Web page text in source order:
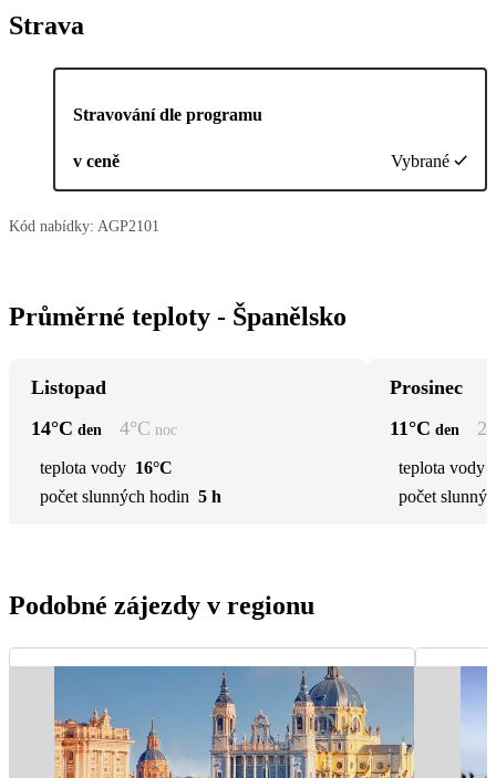
Strava
Stravování dle programu
v ceně Vybrané
Kód nabídky: AGP2101
Průměrné teploty - Španělsko
Listopad
14°C den 4°C noc
teplota vody 16°C
počet slunných hodin 5 h
Prosinec
11°C den 2
teplota vody
počet
Podobné zájezdy v regionu